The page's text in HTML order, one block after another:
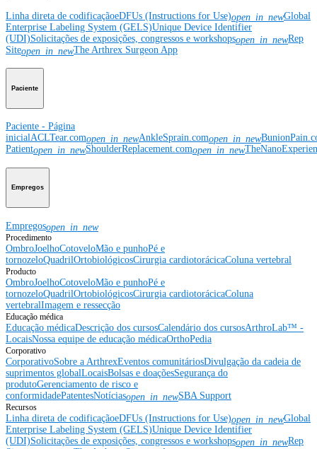
Linha direta de codificaçãoeDFUs (Instructions for Use)open_in_newGlobal
Enterprise Labeling System (GELS)Unique Device Identifier
(UDI)Solicitações de exposições, congressos e workshopsopen_in_newRep
Siteopen_in_newThe Arthrex Surgeon App
Paciente
Paciente - Página
inicialACLTear.comopen_in_newAnkleSprain.comopen_in_new
Patientopen_in_newShoulderReplacement.comopen_in_new
Empregos
Empregosopen_in_new
Procedimento
OmbroJoelhoCotoveloMão e punhoPé e
tornozeloQuadrilOrtobiológicosCirurgia cardiotorácicaColuna vertebral
Producto
OmbroJoelhoCotoveloMão e punhoPé e
tornozeloQuadrilOrtobiológicosCirurgia cardiotorácicaColuna
vertebralImagem e ressecção
Educação médica
Educação médicaDescrição dos cursosCalendário dos cursosArthroLab™ -
LocaisNossa equipe de educação médicaOrthoPedia
Corporativo
CorporativoSobre a ArthrexEventos comunitáriosDivulgação da cadeia de
suprimentos globalLocaisBolsas e doaçõesSegurança do
produtoGerenciamento de risco e
conformidadePatentesNotíciasopen_in_newSBA Support
Recursos
Linha direta de codificaçãoeDFUs (Instructions for Use)open_in_newGlobal
Enterprise Labeling System (GELS)Unique Device Identifier
(UDI)Solicitações de exposições, congressos e workshopsopen_in_newRep